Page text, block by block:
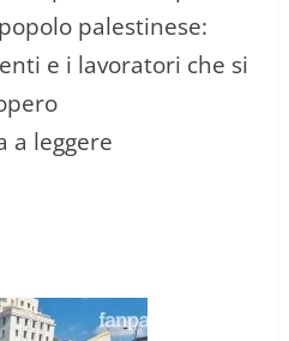
palestinese:
e i lavoratori che si
a leggere